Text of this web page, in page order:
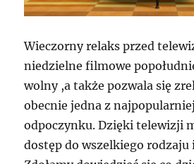
Wieczorny relaks przed
niedzielne filmowe
wolny ,a także pozwala się
obecnie jedna z
odpoczynku. Dzięki telewizji
dostęp do wszelkiego